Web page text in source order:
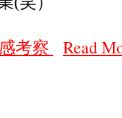
考察 Read